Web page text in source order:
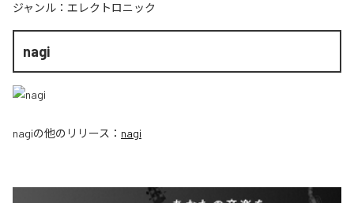
ジャンル： エレクトロニック
nagi
nagiの他のリリース： nagi